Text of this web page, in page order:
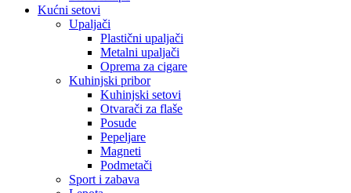
Kućni setovi
Upaljači
Plastični upaljači
Metalni upaljači
Oprema za cigare
Kuhinjski pribor
Kuhinjski setovi
Otvarači za flaše
Posude
Pepeljare
Magneti
Podmetači
Sport i zabava